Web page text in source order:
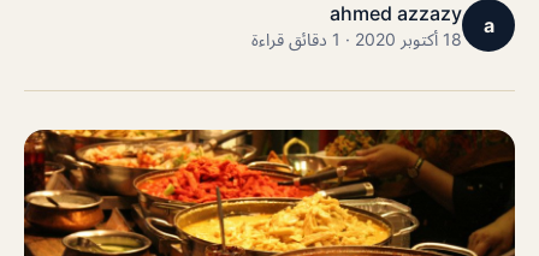
a
ahmed azzazy
18 أكتوبر 2020 · 1 دقائق قراءة